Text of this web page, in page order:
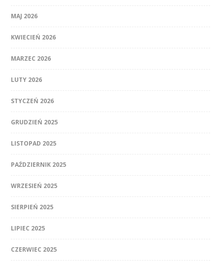
MAJ 2026
KWIECIEŃ 2026
MARZEC 2026
LUTY 2026
STYCZEŃ 2026
GRUDZIEŃ 2025
LISTOPAD 2025
PAŹDZIERNIK 2025
WRZESIEŃ 2025
SIERPIEŃ 2025
LIPIEC 2025
CZERWIEC 2025